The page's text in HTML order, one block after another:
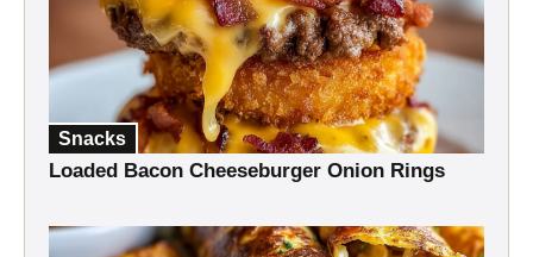
Snacks
Loaded Bacon Cheeseburger Onion Rings